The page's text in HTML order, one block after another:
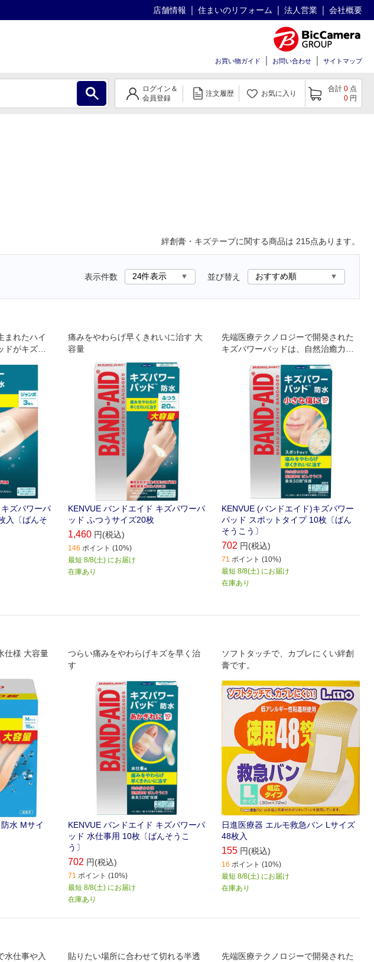
店舗情報 住まいのリフォーム 法人営業 会社概要
お買い物ガイド お問い合わせ サイトマップ
ログイン＆
会員登録
注文履歴 お気に入り
合計 0 点
0 円
絆創膏・キズテープに関する商品は 215点あります。
表示件数 並び替え
まれたハイ
ドがキズ口
ズパワーパ
入〔ばんそ
痛みをやわらげ早くきれいに治す 大
容量
KENVUE バンドエイド キズパワーパ
ッド ふつうサイズ20枚
1,460 円(税込)
146 ポイント (10%)
最短 8/8(土) にお届け
在庫あり
先端医療テクノロジーで開発された
キズパワーパッドは、自然治癒力を
を早く治します。
KENVUE (バンドエイド)キズパワー
パッド スポットタイプ 10枚〔ばん
そうこう〕
702 円(税込)
71 ポイント (10%)
最短 8/8(土) にお届け
在庫あり
仕様 大容量
水 Mサイ
つらい痛みをやわらげキズを早く治
す
KENVUE バンドエイド キズパワーパ
ッド 水仕事用 10枚〔ばんそうこ
う〕
702 円(税込)
71 ポイント (10%)
最短 8/8(土) にお届け
在庫あり
ソフトタッチで、カブレにくい絆創
膏です。
日進医療器 エルモ救急バン Lサイズ
48枚入
155 円(税込)
16 ポイント (10%)
最短 8/8(土) にお届け
在庫あり
水仕事や入
貼りたい場所に合わせて切れる半透
先端医療テクノロジーで開発された